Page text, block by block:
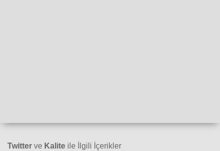
Twitter ve Kalite ile İlgili İçerikler